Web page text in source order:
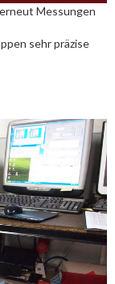
Messungen
sehr präzise